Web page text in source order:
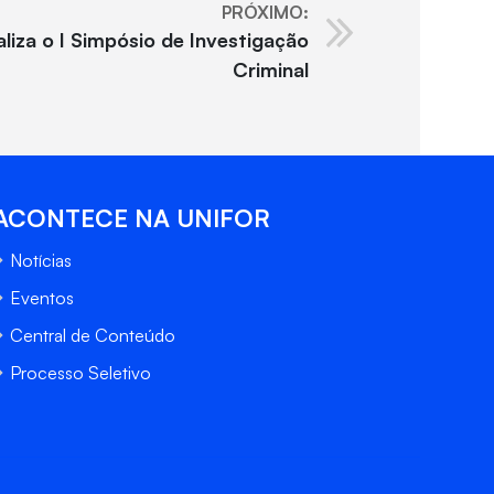
PRÓXIMO:
o I Simpósio de Investigação
Criminal
NA UNIFOR
Notícias
Eventos
Central de Conteúdo
Processo Seletivo